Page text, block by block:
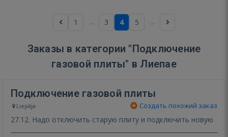
1 ... 3 4 5 ...
Заказы в категории "Подключение
газовой плиты" в Лиепае
Подключение газовой плиты
Liepāja Создать похожий заказ
27.12. Надо отключить старую плиту и подключить новую